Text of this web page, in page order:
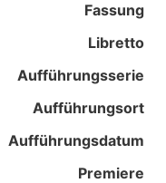
Fassung
Libretto
Aufführungsserie
Aufführungsort
Aufführungsdatum
Premiere